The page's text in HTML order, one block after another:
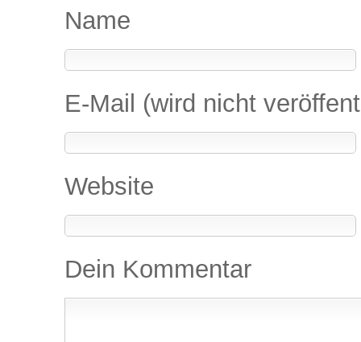
Name
E-Mail (wird nicht
Website
Dein Kommentar